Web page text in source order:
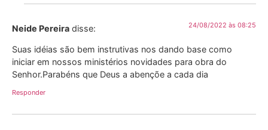
Neide Pereira disse: 24/08/2022 às 08:25
Suas idéias são bem instrutivas nos dando base como
iniciar em nossos ministérios novidades para obra do
Senhor.Parabéns que Deus a abençõe a cada dia
Responder